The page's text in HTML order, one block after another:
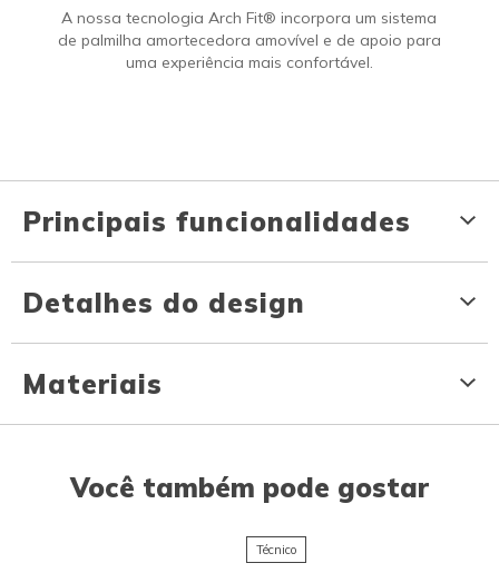
A nossa tecnologia Arch Fit® incorpora um sistema
de palmilha amortecedora amovível e de apoio para
uma experiência mais confortável.
Principais funcionalidades
Detalhes do design
Materiais
Você também pode gostar
Técnico